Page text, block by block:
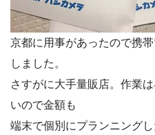
京都に用事があったので携
しました。
さすがに大手量販店。作業
いので金額も
端末で個別にプランニング